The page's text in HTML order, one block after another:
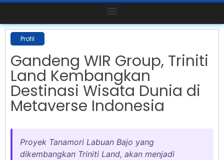
Profil
Gandeng WIR Group, Triniti
Land Kembangkan
Destinasi Wisata Dunia di
Metaverse Indonesia
Proyek Tanamori Labuan Bajo yang
dikembangkan Triniti Land, akan menjadi